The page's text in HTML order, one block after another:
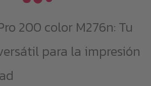
200 color M276n: Tu
para la impresión